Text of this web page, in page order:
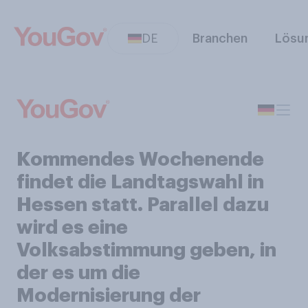
DE Branchen
Kommendes Wochenende
findet die Landtagswahl in
Hessen statt. Parallel dazu
wird es eine
Volksabstimmung geben, in
der es um die
Modernisierung der